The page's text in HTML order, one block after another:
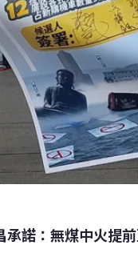
承諾：無煤中火提